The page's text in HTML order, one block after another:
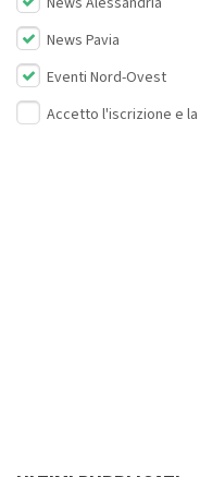
News Pavia
Eventi Nord-Ovest
Accetto l'iscrizione e la